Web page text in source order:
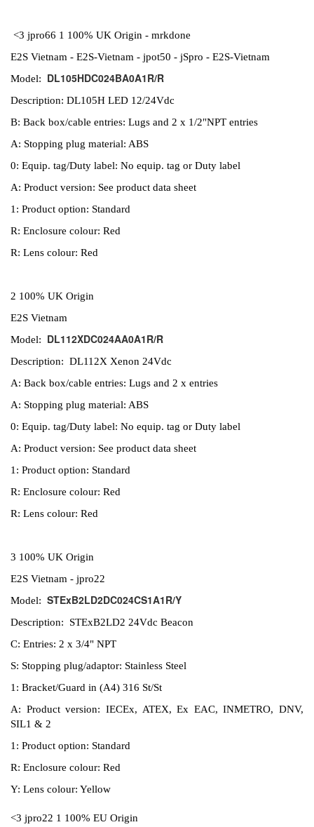
<3 jpro66 1 100% UK Origin - mrkdone
E2S Vietnam - E2S-Vietnam - jpot50 - jSpro - E2S-Vietnam
Model:
DL105HDC024BA0A1R/R
Description: DL105H LED 12/24Vdc
B: Back box/cable entries: Lugs and 2 x 1/2"NPT entries
A: Stopping plug material: ABS
0: Equip. tag/Duty label: No equip. tag or Duty label
A: Product version: See product data sheet
1: Product option: Standard
R: Enclosure colour: Red
R: Lens colour: Red
2 100% UK Origin
E2S Vietnam
Model:
DL112XDC024AA0A1R/R
Description: DL112X Xenon 24Vdc
A: Back box/cable entries: Lugs and 2 x entries
A: Stopping plug material: ABS
0: Equip. tag/Duty label: No equip. tag or Duty label
A: Product version: See product data sheet
1: Product option: Standard
R: Enclosure colour: Red
R: Lens colour: Red
3 100% UK Origin
E2S Vietnam - jpro22
Model: STExB2LD2DC024CS1A1R/Y
Description: STExB2LD2 24Vdc Beacon
C: Entries: 2 x 3/4" NPT
S: Stopping plug/adaptor: Stainless Steel
1: Bracket/Guard in (A4) 316 St/St
A: Product version: IECEx, ATEX, Ex EAC, INMETRO, DNV,
SIL1 & 2
1: Product option: Standard
R: Enclosure colour: Red
Y: Lens colour: Yellow
<3 jpro22 1 100% EU Origin